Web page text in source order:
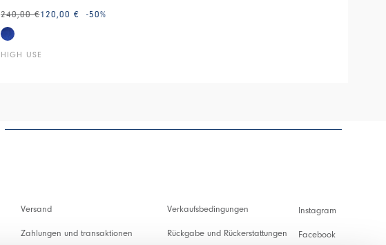
HIGH USE
240,00 €120,00 € -50%
Versand
Zahlungen und transaktionen
Verkaufsbedingungen
Rückgabe und Rückerstattungen
Instagram
Facebook